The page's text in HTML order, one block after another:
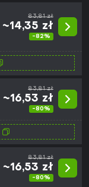
83,81 zł
~14,35 zł
-82%
83,81 zł
~16,53 zł
-80%
83,81 zł
~16,53 zł
-80%